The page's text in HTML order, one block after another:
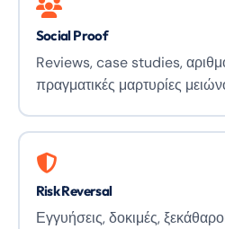
Social Proof
Reviews, case studies,
πραγματικές μαρτυρίες
Risk Reversal
Εγγυήσεις, δοκιμές,